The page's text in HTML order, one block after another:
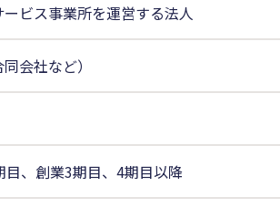
ビス事業所を運営する法人
会社など）
目、創業3期目、4期目以降